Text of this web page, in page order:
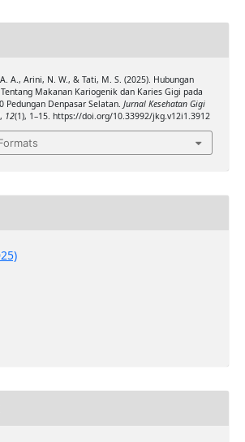
A., Arini, N. W., & Tati, M. S. (2025). Hubungan
Makanan Kariogenik dan Karies Gigi pada
Pedungan Denpasar Selatan. Jurnal Kesehatan Gigi
, 12(1), 1–15. https://doi.org/10.33992/jkg.v12i1.3912